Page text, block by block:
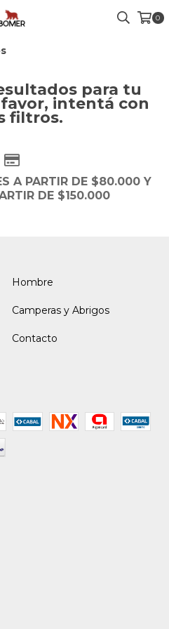
0
para tu
intentá con
filtros.
A PARTIR DE $80.000 Y
DE $150.000
Hombre
Camperas y Abrigos
Contacto